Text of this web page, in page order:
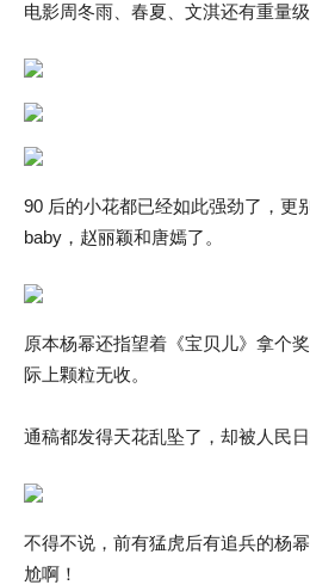
电影周冬雨、春夏、文淇还有重量级
90 后的小花都已经如此强劲了，更
baby，赵丽颖和唐嫣了。
原本杨幂还指望着《宝贝儿》拿个
际上颗粒无收。
通稿都发得天花乱坠了，却被人民
不得不说，前有猛虎后有追兵的杨
尬啊！